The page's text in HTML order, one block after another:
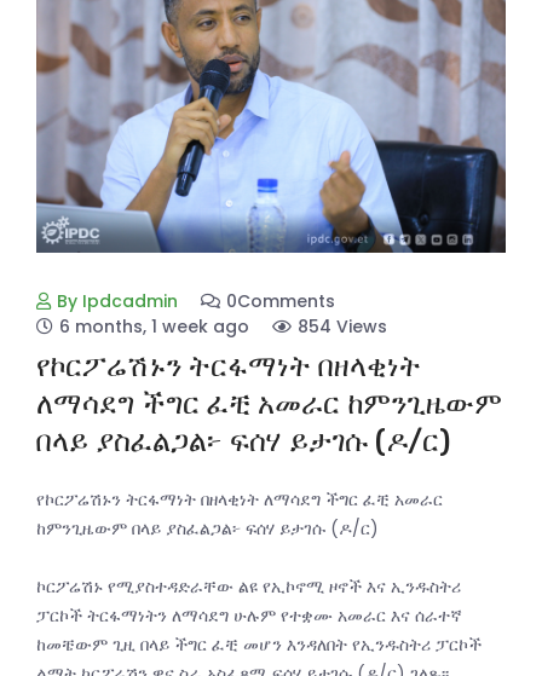
By Ipdcadmin
0Comments
6 months, 1 week ago
854 Views
የኮርፖሬሽኑን ትርፋማነት በዘላቂነት
ለማሳደግ ችግር ፈቺ አመራር ከምንጊዜውም
በላይ ያስፈልጋል፦ ፍሰሃ ይታገሱ (ዶ/ር)
የኮርፖሬሽኑን ትርፋማነት በዘላቂነት ለማሳደግ ችግር ፈቺ አመራር
ከምንጊዜውም በላይ ያስፈልጋል፦ ፍሰሃ ይታገሱ (ዶ/ር)
ኮርፖሬሽኑ የሚያስተዳድራቸው ልዩ የኢኮኖሚ ዞኖች እና ኢንዱስትሪ
ፓርኮች ትርፋማነትን ለማሳደግ ሁሉም የተቋሙ አመራር እና ሰራተኛ
ከመቼውም ጊዚ በላይ ችግር ፈቺ መሆን እንዳለበት የኢንዱስትሪ ፓርኮች